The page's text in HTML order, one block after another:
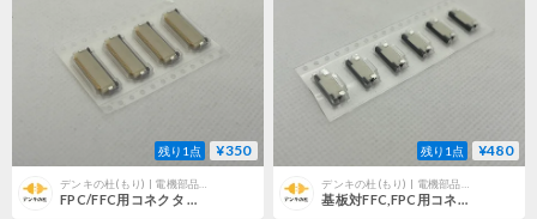
残り1点 ¥350
FPC/FFC用コネクタ レセプタクル FH12S-30S-0.5SH(55) 4個セット ヒロセ電機
残り1点 ¥480
基板対FFC,FPC用コネクタ 12FLZ-RSM2-TB(LF)(SN) 6個セット JST 日本圧着端子